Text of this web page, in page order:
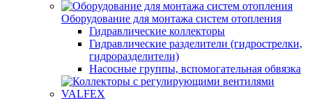
Оборудование для монтажа систем отопления
Гидравлические коллекторы
Гидравлические разделители (гидрострелки,
гидроразделители)
Насосные группы, вспомогательная обвязка